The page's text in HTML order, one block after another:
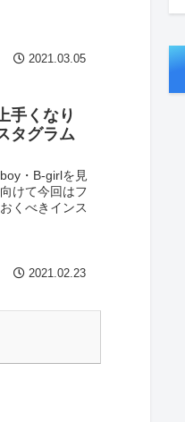
2021.03.05
手くなり
タグラム
・B-girlを見
けて今回はフ
くべきインス
2021.02.23